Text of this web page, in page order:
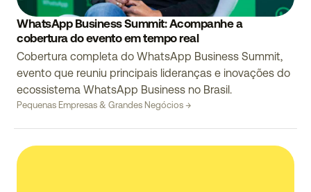
WhatsApp Business Summit: Acompanhe a
cobertura do evento em tempo real
Cobertura completa do WhatsApp Business Summit,
evento que reuniu principais lideranças e inovações do
ecossistema WhatsApp Business no Brasil.
Pequenas Empresas & Grandes Negócios →